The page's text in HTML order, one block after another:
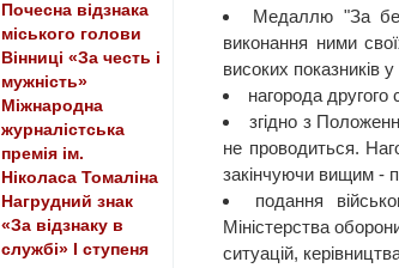
Медаллю "За
виконання ними
високих показників
нагорода
згідно з
не проводиться.
закінчуючи вищим -
подання
Міністерства
ситуацій,
Почесна відзнака
міського голови
Вінниці «За честь і
мужність»
Міжнародна
журналістська
премія ім.
Ніколаса Томаліна
Нагрудний знак
«За відзнаку в
службі» І ступеня